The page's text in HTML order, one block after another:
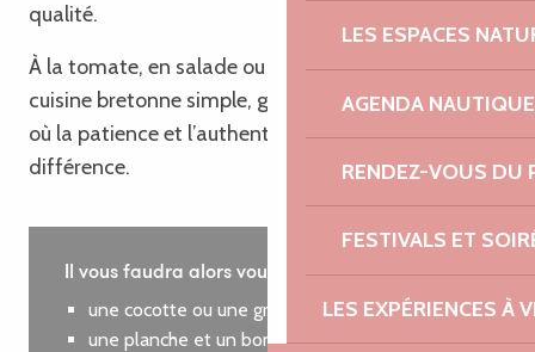
LES ESPACES
AGENDA NAUTIQUE
RENDEZ-VOUS DU
FESTIVALS ET
LES EXPÉRIENCES À
qualité.
À la tomate, en salade ou mijoté, il incarne cette
cuisine bretonne simple, généreuse et nourrissante,
où la patience et l’authenticité font toute la
différence.
Il vous faudra alors vous munir de :
une cocotte ou une grande casserole
une planche et un bon couteau